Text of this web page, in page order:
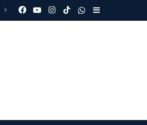
Facebook
YouTubeInstagram
TikTokWhatsApp
Barra Lateral